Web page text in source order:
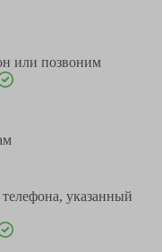
или позвоним
указанный